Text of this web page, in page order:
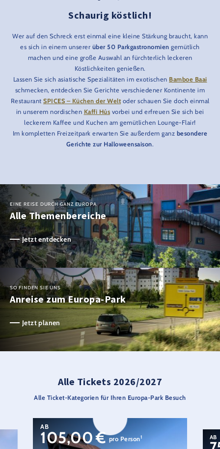
Schaurig köstlich!
Wer auf den Schreck erst einmal eine kleine Stärkung braucht, kann
es sich in einem unserer über 50 Parkgastronomien gemütlich
machen und eine große Auswahl an fürchterlich leckeren
Köstlichkeiten genießen.
Lassen Sie sich asiatische Spezialitäten im exotischen Bamboe Baai
schmecken, entdecken Sie Gerichte verschiedener Kontinente im
Restaurant SPICES – Küchen der Welt oder schauen Sie doch einmal
in unserem nordischen Kaffi Hús vorbei und erfreuen Sie sich bei
leckerem Kaffee und Kuchen am gemütlichen Lounge-Flair!
Im kompletten Freizeitpark erwarten Sie außerdem ganz besondere
Gerichte zur Halloweensaison.
EINE REISE DURCH GANZ EUROPA
Alle Themenbereiche
Jetzt entdecken
SO FINDEN SIE UNS
Anreise zum Europa-Park
Jetzt planen
Alle Tickets 2026/2027
Alle Ticket-Kategorien für Ihren Europa-Park Besuch
AB
105,00€ pro Person1 AB